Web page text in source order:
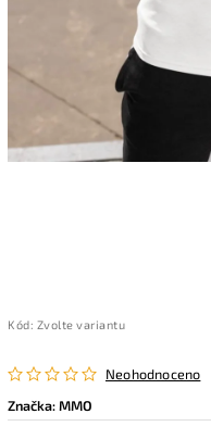
Kód: Zvolte variantu
Neohodnoceno
Značka:MMO